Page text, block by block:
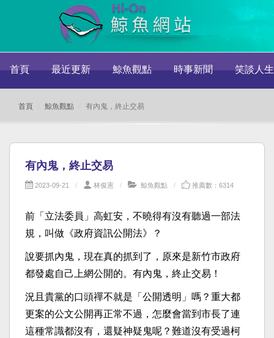
首頁 最近更新 鯨魚觀點 時事新聞 笑談人生
首頁 鯨魚觀點 有內鬼，終止交易
有內鬼，終止交易
2023-09-21 林俊憲 鯨魚觀點 推薦數：6314
前「立法委員」高虹安，不曉得有沒有聽過一部法
規，叫做《政府資訊公開法》？
說要抓內鬼，現在真的抓到了，原來是新竹市政府
都發處自己上網公開的。有內鬼，終止交易！
況且貴黨的口頭禪不就是「公開透明」嗎？重大都
更案的公文公開再正常不過，怎麼會當到市長了連
這種常識都沒有，還疑神疑鬼呢？難道沒有受過柯